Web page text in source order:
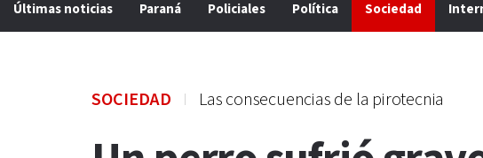
Últimas noticias Paraná Policiales Política Sociedad
SOCIEDAD Las consecuencias de la pirotecnia